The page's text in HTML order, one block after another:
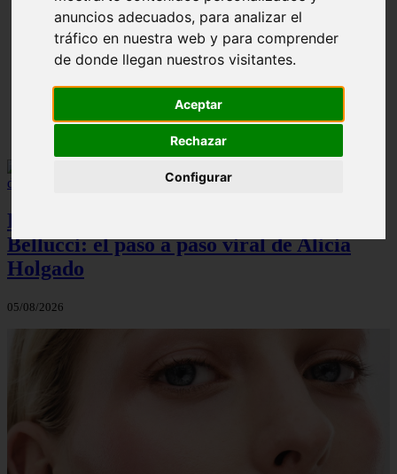
anuncios adecuados, para analizar el
tráfico en nuestra web y para comprender
de donde llegan nuestros visitantes.
Aceptar
Rechazar
Configurar
¿Cuál es la mejor crema anticelulíticas? opiniones y
análisis
El maquillaje atemporal de Monica
Bellucci: el paso a paso viral de Alicia
Holgado
05/08/2026